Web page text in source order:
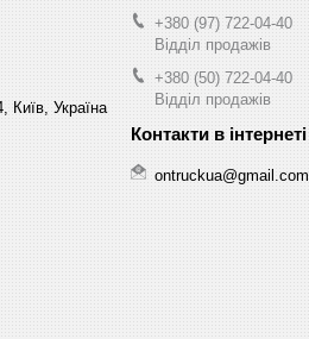
Київ, Україна
+380 (97) 722-04-40
Відділ продажів
+380 (50) 722-04-40
Відділ продажів
ontruckua@gmail.com